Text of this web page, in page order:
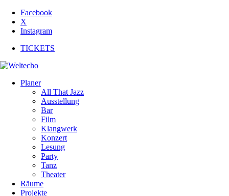
Facebook
X
Instagram
TICKETS
Planer
All That Jazz
Ausstellung
Bar
Film
Klangwerk
Konzert
Lesung
Party
Tanz
Theater
Räume
Projekte